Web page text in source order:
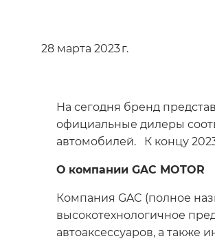
28 марта 2023 г.
На сегодня бренд
официальные дилеры
автомобилей. К концу
О компании GAC MOTOR
Компания GAC (полное
высокотехнологичное
автоаксессуаров, а